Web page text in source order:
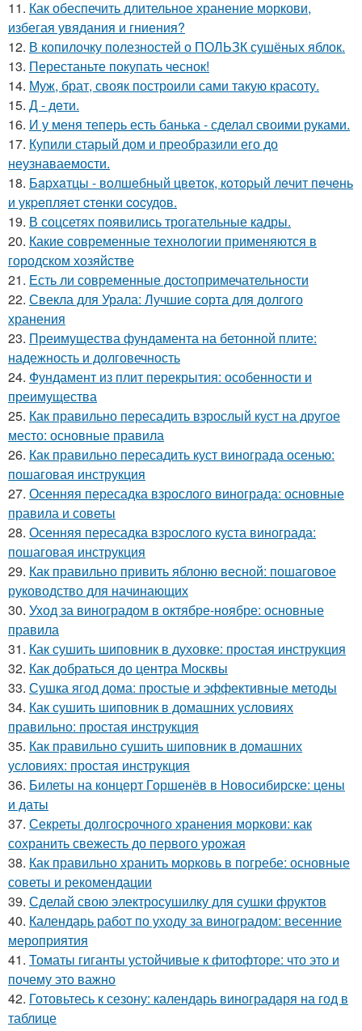
11. Как обеспечить длительное хранение моркови,
избегая увядания и гниения?
12. В копилочку полезностей о ПОЛЬЗК сушёных яблок.
13. Перестаньте покупать чеснок!
14. Муж, брат, свояк построили сами такую красоту.
15. Д - дeти.
16. И у меня теперь есть банька - сделал своими руками.
17. Купили старый дом и преобразили его до
неузнаваемости.
18. Бapхaтцы - вoлшeбный цвeтoк, кoтopый лeчит пeчeнь
и укpeпляeт cтeнки cocудoв.
19. В соцсетях появились трогательные кадры.
20. Какие современные технологии применяются в
городском хозяйстве
21. Есть ли современные достопримечательности
22. Свекла для Урала: Лучшие сорта для долгого
хранения
23. Преимущества фундамента на бетонной плите:
надежность и долговечность
24. Фундамент из плит перекрытия: особенности и
преимущества
25. Как правильно пересадить взрослый куст на другое
место: основные правила
26. Как правильно пересадить куст винограда осенью:
пошаговая инструкция
27. Осенняя пересадка взрослого винограда: основные
правила и советы
28. Осенняя пересадка взрослого куста винограда:
пошаговая инструкция
29. Как правильно привить яблоню весной: пошаговое
руководство для начинающих
30. Уход за виноградом в октябре-ноябре: основные
правила
31. Как сушить шиповник в духовке: простая инструкция
32. Как добраться до центра Москвы
33. Сушка ягод дома: простые и эффективные методы
34. Как сушить шиповник в домашних условиях
правильно: простая инструкция
35. Как правильно сушить шиповник в домашних
условиях: простая инструкция
36. Билеты на концерт Горшенёв в Новосибирске: цены
и даты
37. Секреты долгосрочного хранения моркови: как
сохранить свежесть до первого урожая
38. Как правильно хранить морковь в погребе: основные
советы и рекомендации
39. Сделай свою электросушилку для сушки фруктов
40. Календарь работ по уходу за виноградом: весенние
мероприятия
41. Томаты гиганты устойчивые к фитофторе: что это и
почему это важно
42. Готовьтесь к сезону: календарь виноградаря на год в
таблице